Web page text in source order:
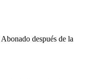
Abonado después de la